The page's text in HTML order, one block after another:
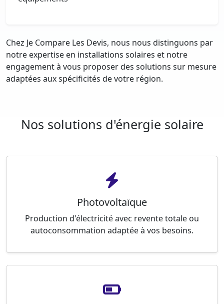
Chez Je Compare Les Devis, nous nous distinguons par
notre expertise en installations solaires et notre
engagement à vous proposer des solutions sur mesure
adaptées aux spécificités de votre région.
Nos solutions d'énergie solaire
Photovoltaïque
Production d'électricité avec revente totale ou
autoconsommation adaptée à vos besoins.